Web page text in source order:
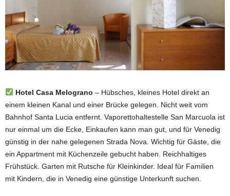
Hotel Casa Melograno – Hübsches, kleines Hotel direkt an
einem kleinen Kanal und einer Brücke gelegen. Nicht weit vom
Bahnhof Santa Lucia entfernt. Vaporettohaltestelle San Marcuola ist
nur einmal um die Ecke, Einkaufen kann man gut, und für Venedig
günstig in der nahe gelegenen Strada Nova. Wichtig für Gäste, die
ein Appartment mit Küchenzeile gebucht haben. Reichhaltiges
Frühstück. Garten mit Rutsche für Kleinkinder. Ideal für Familien
mit Kindern, die in Venedig eine günstige Unterkunft suchen.